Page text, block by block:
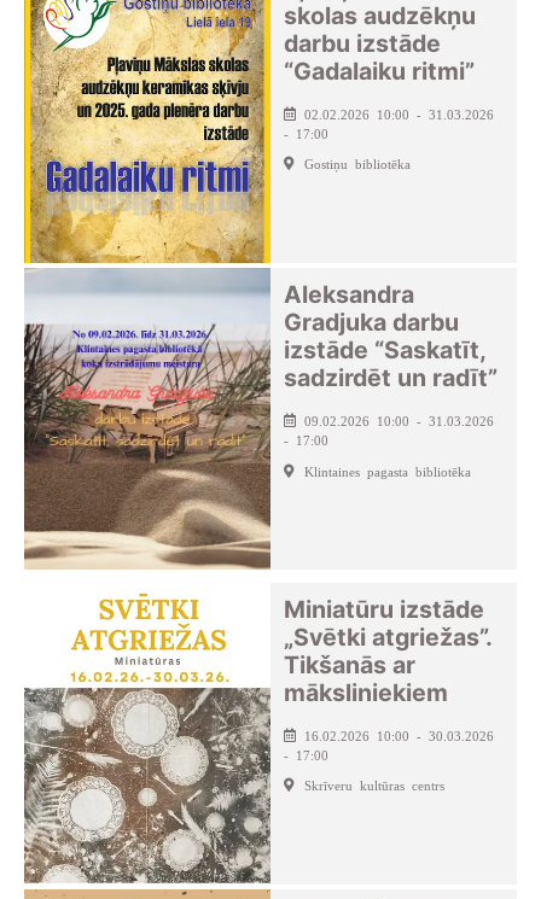
skolas audzēkņu
darbu izstāde
“Gadalaiku ritmi”
02.02.2026 10:00 - 31.03.2026
- 17:00
Gostiņu bibliotēka
Aleksandra
Gradjuka darbu
izstāde “Saskatīt,
sadzirdēt un radīt”
09.02.2026 10:00 - 31.03.2026
- 17:00
Klintaines pagasta bibliotēka
Miniatūru izstāde
„Svētki atgriežas”.
Tikšanās ar
māksliniekiem
16.02.2026 10:00 - 30.03.2026
- 17:00
Skrīveru kultūras centrs